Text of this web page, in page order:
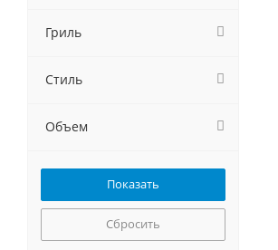
StarWind
Supra
VEKTA
Гриль
Стиль
Объем
Сбросить